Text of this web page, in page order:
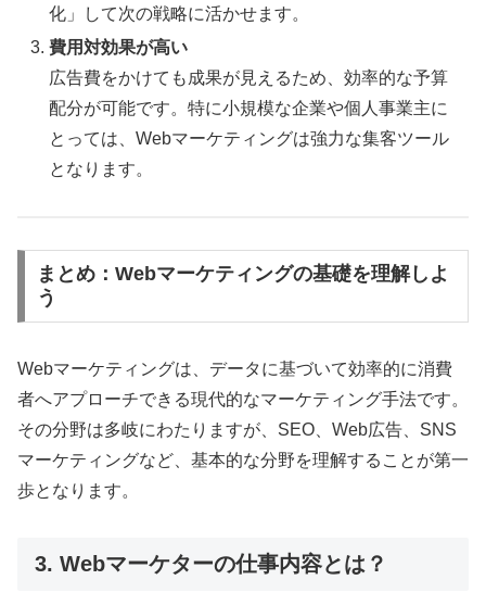
化」して次の戦略に活かせます。
費用対効果が高い
広告費をかけても成果が見えるため、効率的な予算
配分が可能です。特に小規模な企業や個人事業主に
とっては、Webマーケティングは強力な集客ツール
となります。
まとめ：Webマーケティングの基礎を理解しよ
う
Webマーケティングは、データに基づいて効率的に消費
者へアプローチできる現代的なマーケティング手法です。
その分野は多岐にわたりますが、SEO、Web広告、SNS
マーケティングなど、基本的な分野を理解することが第一
歩となります。
3. Webマーケターの仕事内容とは？